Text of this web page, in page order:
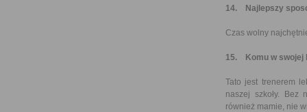
14. Najlepszy
Czas wolny
15. Komu w swojej
Tato jest trenerem
naszej szkoły. Bez
również mamie, nie